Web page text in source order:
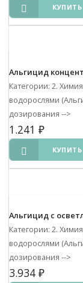
КУПИТЬ
Альгицид
Категории: 2.
водорослями
дозирования -->
1.241 ₽
КУПИТЬ
Альгицид с
Категории: 2.
водорослями
дозирования -->
3.934 ₽